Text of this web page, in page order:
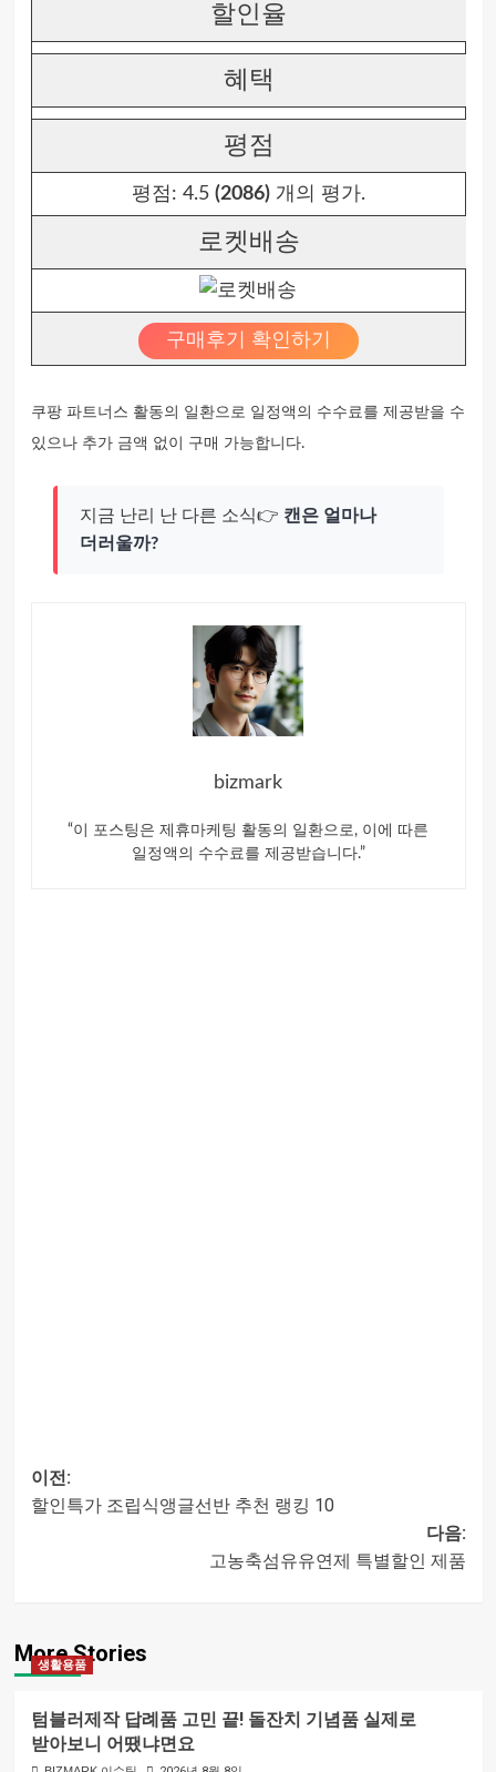
할인율
혜택
평점
평점: 4.5 (2086)개의 평가.
로켓배송
구매후기 확인하기
쿠팡 파트너스 활동의 일환으로 일정액의 수수료를 제공받을 수
있으나 추가 금액 없이 구매 가능합니다.
지금 난리 난 다른 소식👉 캔은 얼마나
더러울까?
bizmark
“이 포스팅은 제휴마케팅 활동의 일환으로, 이에 따른
일정액의 수수료를 제공받습니다.”
이전:
할인특가 조립식앵글선반 추천 랭킹 10
다음:
고농축섬유유연제 특별할인 제품
More Stories
생활용품
텀블러제작 답례품 고민 끝! 돌잔치 기념품 실제로
받아보니 어땠냐면요